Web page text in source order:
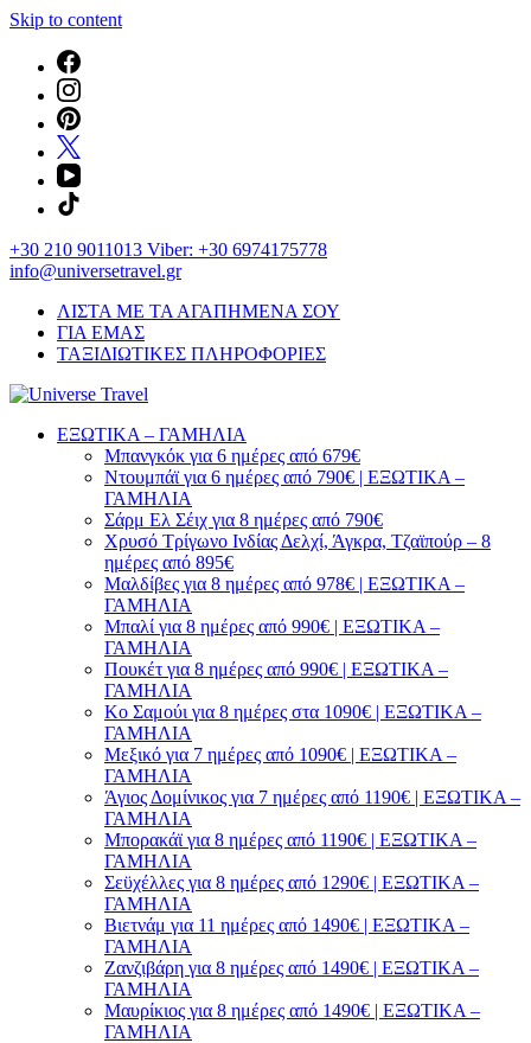
Skip to content
+30 210 9011013 Viber: +30 6974175778
info@universetravel.gr
ΛΙΣΤΑ ΜΕ ΤΑ ΑΓΑΠΗΜΕΝΑ ΣΟΥ
ΓΙΑ ΕΜΑΣ
ΤΑΞΙΔΙΩΤΙΚΕΣ ΠΛΗΡΟΦΟΡΙΕΣ
Universe Travel
You will love the way you travel
ΕΞΩΤΙΚΑ – ΓΑΜΗΛΙΑ
Μπανγκόκ για 6 ημέρες από 679€
Ντουμπάϊ για 6 ημέρες από 790€ | ΕΞΩΤΙΚΑ –
ΓΑΜΗΛΙΑ
Σάρμ Ελ Σέιχ για 8 ημέρες από 790€
Χρυσό Τρίγωνο Ινδίας Δελχί, Άγκρα, Τζαϊπούρ – 8
ημέρες από 895€
Μαλδίβες για 8 ημέρες από 978€ | ΕΞΩΤΙΚΑ –
ΓΑΜΗΛΙΑ
Μπαλί για 8 ημέρες από 990€ | ΕΞΩΤΙΚΑ –
ΓΑΜΗΛΙΑ
Πουκέτ για 8 ημέρες από 990€ | ΕΞΩΤΙΚΑ –
ΓΑΜΗΛΙΑ
Κο Σαμούι για 8 ημέρες στα 1090€ | ΕΞΩΤΙΚΑ –
ΓΑΜΗΛΙΑ
Μεξικό για 7 ημέρες από 1090€ | ΕΞΩΤΙΚΑ –
ΓΑΜΗΛΙΑ
Άγιος Δομίνικος για 7 ημέρες από 1190€ | ΕΞΩΤΙΚΑ –
ΓΑΜΗΛΙΑ
Μπορακάϊ για 8 ημέρες από 1190€ | ΕΞΩΤΙΚΑ –
ΓΑΜΗΛΙΑ
Σεϋχέλλες για 8 ημέρες από 1290€ | ΕΞΩΤΙΚΑ –
ΓΑΜΗΛΙΑ
Βιετνάμ για 11 ημέρες από 1490€ | ΕΞΩΤΙΚΑ –
ΓΑΜΗΛΙΑ
Ζανζιβάρη για 8 ημέρες από 1490€ | ΕΞΩΤΙΚΑ –
ΓΑΜΗΛΙΑ
Μαυρίκιος για 8 ημέρες από 1490€ | ΕΞΩΤΙΚΑ –
ΓΑΜΗΛΙΑ